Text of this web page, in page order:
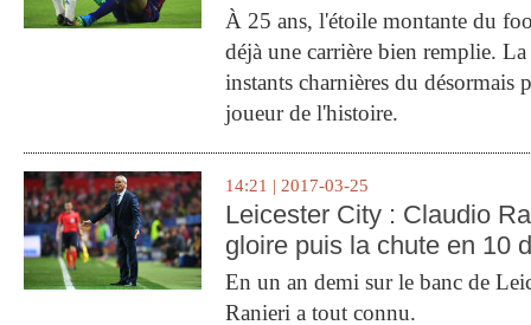
À 25 ans, l'étoile montante du
déjà une carrière bien remplie.
instants charnières du désormais
joueur de l'histoire.
14:21 | 2017-03-25
Leicester City : Claudio
gloire puis la chute en 10
En un an demi sur le banc de
Ranieri a tout connu.